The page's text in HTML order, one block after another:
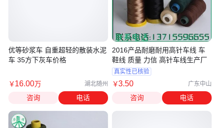
优等砂浆车 自重超轻的散装水泥
车 35方下灰车价格
￥16.00万 湖北随州
咨询 电话
2016产品耐磨耐用高针车线 车
鞋线 质量 力信 高针车线生产厂
真实性已核验
￥3.50 广东中山
咨询 电话